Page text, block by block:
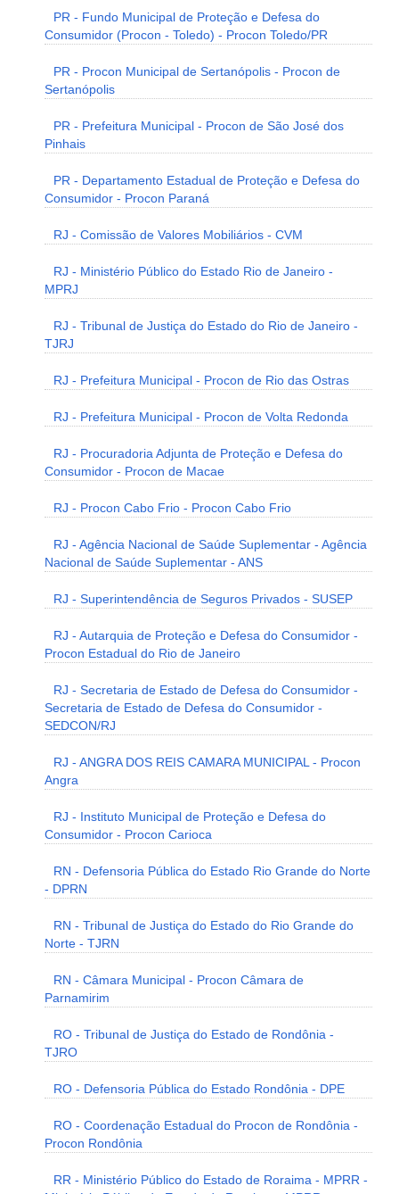
PR - Fundo Municipal de Proteção e Defesa do
Consumidor (Procon - Toledo) - Procon Toledo/PR
PR - Procon Municipal de Sertanópolis - Procon de
Sertanópolis
PR - Prefeitura Municipal - Procon de São José dos
Pinhais
PR - Departamento Estadual de Proteção e Defesa do
Consumidor - Procon Paraná
RJ - Comissão de Valores Mobiliários - CVM
RJ - Ministério Público do Estado Rio de Janeiro -
MPRJ
RJ - Tribunal de Justiça do Estado do Rio de Janeiro -
TJRJ
RJ - Prefeitura Municipal - Procon de Rio das Ostras
RJ - Prefeitura Municipal - Procon de Volta Redonda
RJ - Procuradoria Adjunta de Proteção e Defesa do
Consumidor - Procon de Macae
RJ - Procon Cabo Frio - Procon Cabo Frio
RJ - Agência Nacional de Saúde Suplementar - Agência
Nacional de Saúde Suplementar - ANS
RJ - Superintendência de Seguros Privados - SUSEP
RJ - Autarquia de Proteção e Defesa do Consumidor -
Procon Estadual do Rio de Janeiro
RJ - Secretaria de Estado de Defesa do Consumidor -
Secretaria de Estado de Defesa do Consumidor -
SEDCON/RJ
RJ - ANGRA DOS REIS CAMARA MUNICIPAL - Procon
Angra
RJ - Instituto Municipal de Proteção e Defesa do
Consumidor - Procon Carioca
RN - Defensoria Pública do Estado Rio Grande do Norte
- DPRN
RN - Tribunal de Justiça do Estado do Rio Grande do
Norte - TJRN
RN - Câmara Municipal - Procon Câmara de
Parnamirim
RO - Tribunal de Justiça do Estado de Rondônia -
TJRO
RO - Defensoria Pública do Estado Rondônia - DPE
RO - Coordenação Estadual do Procon de Rondônia -
Procon Rondônia
RR - Ministério Público do Estado de Roraima - MPRR -